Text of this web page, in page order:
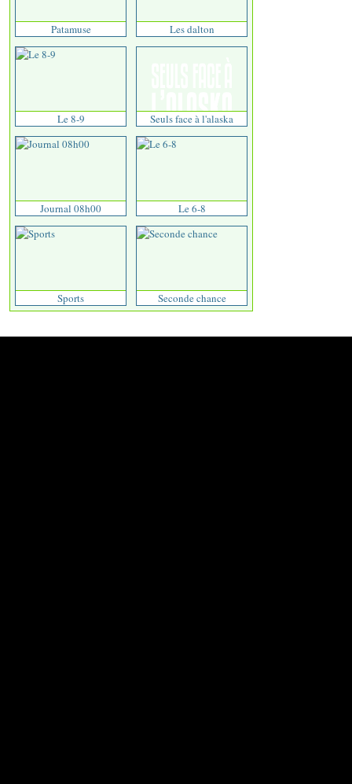
Patamuse Les dalton
Le 8-9 Seuls face à l'alaska
Journal 08h00 Le 6-8
Sports Seconde chance